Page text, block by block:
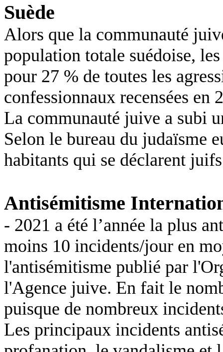
Suède
Alors que la communauté
population totale suédoise,
pour 27 % de toutes les
confessionnaux recensées en
La communauté juive a subi
Selon le bureau du judaïsme
habitants qui se déclarent
Antisémitisme
- 2021 a été l’année la plus
moins 10 incidents/jour en
l'antisémitisme publié par
l'Agence juive. En fait le
puisque de nombreux
Les principaux incidents